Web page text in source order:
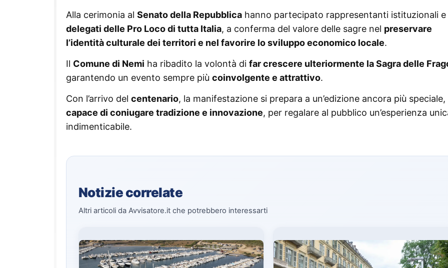
Alla cerimonia al Senato della Repubblica hanno partecipato rappresentanti istituzionali e
delegati delle Pro Loco di tutta Italia, a conferma del valore delle sagre nel preservare
l’identità culturale dei territori e nel favorire lo sviluppo economico locale.
Il Comune di Nemi ha ribadito la volontà di far crescere ulteriormente la Sagra delle
garantendo un evento sempre più coinvolgente e attrattivo.
Con l’arrivo del centenario, la manifestazione si prepara a un’edizione ancora più speciale,
capace di coniugare tradizione e innovazione, per regalare al pubblico un’esperienza
indimenticabile.
Notizie correlate
Altri articoli da Avvisatore.it che potrebbero interessarti